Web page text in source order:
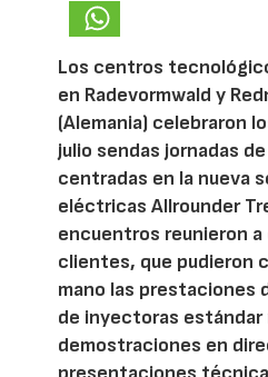
Los centros
en Radevormwald y
(Alemania) celebraron
julio sendas jornadas
centradas en la nueva
eléctricas Allrounder
encuentros reunieron
clientes, que pudieron
mano las prestaciones
de inyectoras estándar
demostraciones en